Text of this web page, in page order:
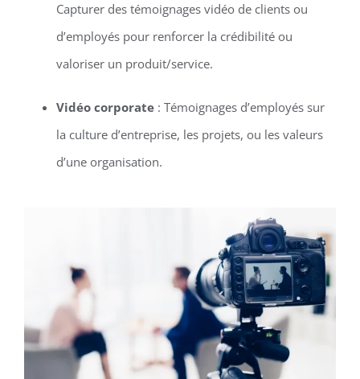
Capturer des témoignages vidéo de clients ou
d’employés pour renforcer la crédibilité ou
valoriser un produit/service.
Vidéo corporate: Témoignages d’employés sur
la culture d’entreprise, les projets, ou les valeurs
d’une organisation.